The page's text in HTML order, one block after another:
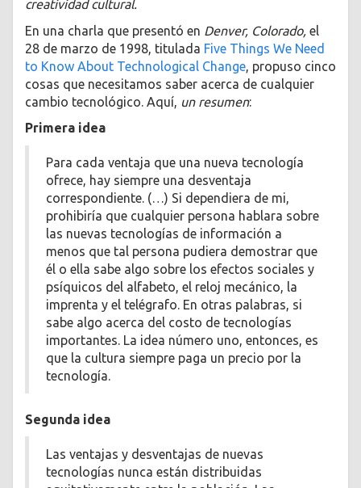
creatividad cultural.
En una charla que presentó en Denver, Colorado, el
28 de marzo de 1998, titulada Five Things We Need
to Know About Technological Change , propuso cinco
cosas que necesitamos saber acerca de cualquier
cambio tecnológico. Aquí, un resumen:
Primera idea
Para cada ventaja que una nueva tecnología
ofrece, hay siempre una desventaja
correspondiente. (…) Si dependiera de mi,
prohibiría que cualquier persona hablara sobre
las nuevas tecnologías de información a
menos que tal persona pudiera demostrar que
él o ella sabe algo sobre los efectos sociales y
psíquicos del alfabeto, el reloj mecánico, la
imprenta y el telégrafo. En otras palabras, si
sabe algo acerca del costo de tecnologías
importantes. La idea número uno, entonces, es
que la cultura siempre paga un precio por la
tecnología.
Segunda idea
Las ventajas y desventajas de nuevas
tecnologías nunca están distribuidas